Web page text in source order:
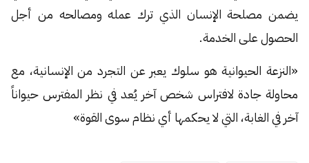
يضمن مصلحة الإنسان الذي ترك عمله ومصالحه من أجل
الحصول على الخدمة.
«النزعة الحيوانية هو سلوك يعبر عن التجرد من الإنسانية، مع
محاولة جادة لافتراس شخص آخر يُعد في نظر المفترس حيواناً
آخر في الغابة، التي لا يحكمها أي نظام سوى القوة»